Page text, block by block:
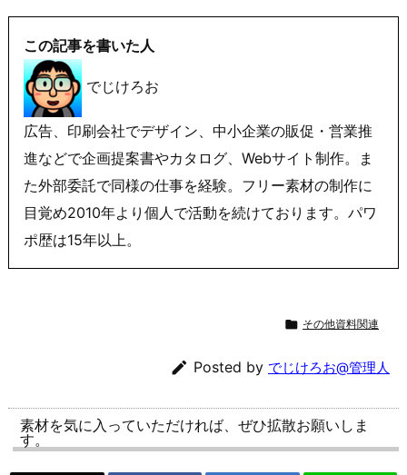
この記事を書いた人
でじけろお
広告、印刷会社でデザイン、中小企業の販促・営業推
進などで企画提案書やカタログ、Webサイト制作。ま
た外部委託で同様の仕事を経験。フリー素材の制作に
目覚め2010年より個人で活動を続けております。パワ
ポ歴は15年以上。
 その他資料関連
 Posted by でじけろお@管理人
素材を気に入っていただければ、ぜひ拡散お願いしま
す。